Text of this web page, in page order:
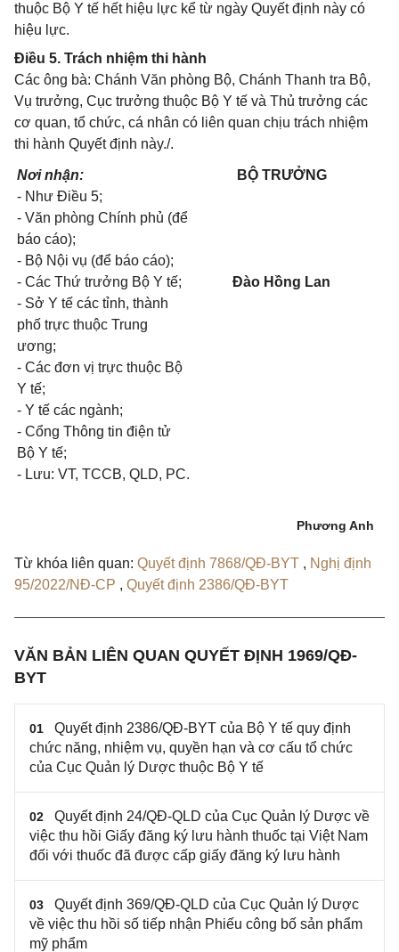
thuộc Bộ Y tế hết hiệu lực kể từ ngày Quyết định này có
hiệu lực.
Điều 5. Trách nhiệm thi hành
Các ông bà: Chánh Văn phòng Bộ, Chánh Thanh tra Bộ,
Vụ trưởng, Cục trưởng thuộc Bộ Y tế và Thủ trưởng các
cơ quan, tổ chức, cá nhân có liên quan chịu trách nhiệm
thi hành Quyết định này./.
Nơi nhận:
- Như Điều 5;
- Văn phòng Chính phủ (để
báo cáo);
- Bộ Nội vụ (để báo cáo);
- Các Thứ trưởng Bộ Y tế;
- Sở Y tế các tỉnh, thành
phố trực thuộc Trung
ương;
- Các đơn vị trực thuộc Bộ
Y tế;
- Y tế các ngành;
- Cổng Thông tin điện tử
Bộ Y tế;
- Lưu: VT, TCCB, QLD, PC.
BỘ TRƯỞNG
Đào Hồng Lan
Phương Anh
Từ khóa liên quan: Quyết định 7868/QĐ-BYT , Nghị định
95/2022/NĐ-CP , Quyết định 2386/QĐ-BYT
VĂN BẢN LIÊN QUAN QUYẾT ĐỊNH 1969/QĐ-
BYT
01
Quyết định 2386/QĐ-BYT của Bộ Y tế quy định
chức năng, nhiệm vụ, quyền hạn và cơ cấu tổ chức
của Cục Quản lý Dược thuộc Bộ Y tế
02
Quyết định 24/QĐ-QLD của Cục Quản lý Dược về
việc thu hồi Giấy đăng ký lưu hành thuốc tại Việt Nam
đối với thuốc đã được cấp giấy đăng ký lưu hành
03
Quyết định 369/QĐ-QLD của Cục Quản lý Dược
về việc thu hồi số tiếp nhận Phiếu công bố sản phẩm
mỹ phẩm